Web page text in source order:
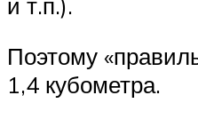
Поэтому
1,4 кубометра.